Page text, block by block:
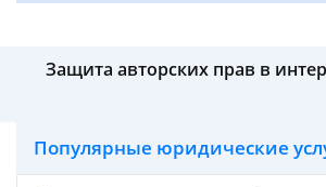
Защита авторских прав в
Популярные юридические